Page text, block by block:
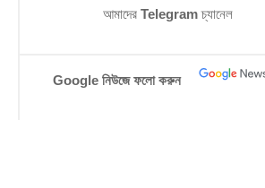
আমাদের Telegramচ্যানেল
Google নিউজে ফলো করুন